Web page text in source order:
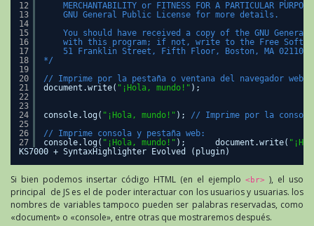
KS7000 + SyntaxHighlighter Evolved (plugin)
12
13
14
15
16
17
18
19
20
21
22
23
24
25
26
27
MERCHANTABILITY or FITNESS FOR A PARTICULAR
GNU General Public License for more details.
You should have received a copy of the GNU
with this program; if not, write to the Free
51 Franklin Street, Fifth Floor, Boston, MA 02110-
*/
// Imprime por la pestaña o ventana del navegador web:
document.write( "¡Hola, mundo!" );
console.log( "¡Hola, mundo!" ); // Imprime por la consola
// Imprime consola y pestaña web:
console.log( "¡Hola, mundo!" );      document.write(
Si bien podemos insertar código HTML (en el ejemplo <br> ), el uso
principal de JS es el de poder interactuar con los usuarios y usuarias. los
nombres de variables tampoco pueden ser palabras reservadas, como
«document» o «console», entre otras que mostraremos después.